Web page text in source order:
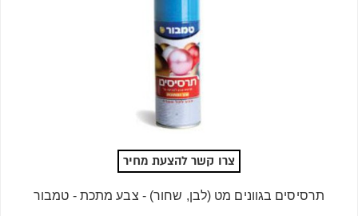
צרו קשר להצעת מחיר
תרסיסים בגוונים מט (לבן, שחור) - צבע מתכת - טמבור